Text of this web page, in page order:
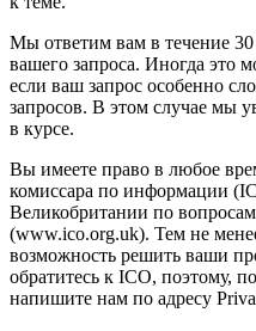
Мы ответим вам в течение
вашего запроса. Иногда это
если ваш запрос особенно
запросов. В этом случае мы
в курсе.
Вы имеете право в любое
комиссара по информации
Великобритании по
(www.ico.org.uk). Тем не
возможность решить ваши
обратитесь к ICO, поэтому,
напишите нам по адресу